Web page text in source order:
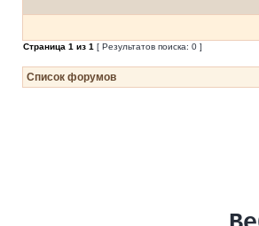
Страница 1 из 1 [ Результатов поиска: 0 ]
Список форумов